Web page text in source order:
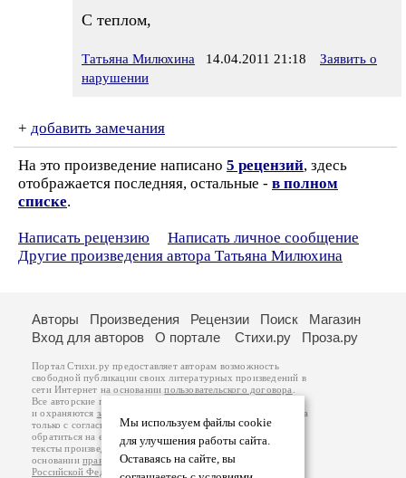
С теплом,
Татьяна Милюхина 14.04.2011 21:18
Заявить о
нарушении
+ добавить замечания
На это произведение написано 5 рецензий, здесь
отображается последняя, остальные - в полном
списке.
Написать рецензию
Написать личное сообщение
Другие произведения автора Татьяна Милюхина
Мы используем файлы cookie
для улучшения работы сайта.
Оставаясь на сайте, вы
Авторы Произведения Рецензии Поиск
Магазин
Вход для авторов
О портале Стихи.ру Проза.ру
Портал Стихи.ру предоставляет авторам возможность
свободной публикации своих литературных произведений в
сети Интернет на основаниипользовательского договора
Все авторские права на произведения принадлежат авторам
и охраняются законом
. Перепечатка произведений возможна
только с согласия его автора, к которому вы можете
обратиться на его авторской странице. Ответственность за
тексты произведений авторы несут самостоятельно на
основанииправил публикацииизаконодательства
Российской Федерации